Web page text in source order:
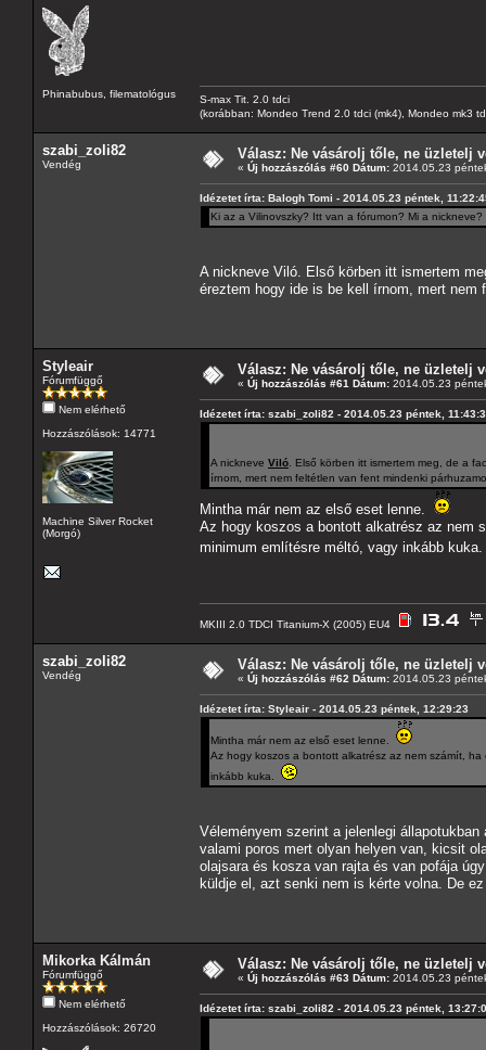
Phinabubus, filematológus
S-max Tit. 2.0 tdci
(korábban: Mondeo Trend 2.0 tdci (mk4), Mondeo mk3
szabi_zoli82
Vendég
Válasz: Ne vásárolj tőle, ne üzletelj
« Új hozzászólás #60 Dátum: 2014.05.23
Idézetet írta: Balogh Tomi - 2014.05.23 péntek,
Ki az a Vilinovszky? Itt van a fórumon? Mi a nickneve?
A nickneve Viló. Első körben itt ismertem
éreztem hogy ide is be kell írnom, mert nem
Styleair
Fórumfüggő
Nem elérhető
Hozzászólások: 14771
Machine Silver Rocket
(Morgó)
Válasz: Ne vásárolj tőle, ne üzletelj
« Új hozzászólás #61 Dátum: 2014.05.23
Idézetet írta: szabi_zoli82 - 2014.05.23 péntek,
A nickneve Viló . Első körben itt ismertem meg, de a
írnom, mert nem feltétlen van fent mindenki
Mintha már nem az első eset lenne.
Az hogy koszos a bontott alkatrész az nem
minimum említésre méltó, vagy inkább
MKIII 2.0 TDCI Titanium-X (2005) EU4
szabi_zoli82
Vendég
Válasz: Ne vásárolj tőle, ne üzletelj
« Új hozzászólás #62 Dátum: 2014.05.23
Idézetet írta: Styleair - 2014.05.23 péntek, 12:29:23
Mintha már nem az első eset lenne.
Az hogy koszos a bontott alkatrész az nem számít,
inkább kuka.
Véleményem szerint a jelenlegi
valami poros mert olyan helyen van, kicsit
olajsara és kosza van rajta és van pofája
küldje el, azt senki nem is kérte volna. De
Mikorka Kálmán
Fórumfüggő
Nem elérhető
Hozzászólások: 26720
Válasz: Ne vásárolj tőle, ne üzletelj
« Új hozzászólás #63 Dátum: 2014.05.23
Idézetet írta: szabi_zoli82 - 2014.05.23 péntek,